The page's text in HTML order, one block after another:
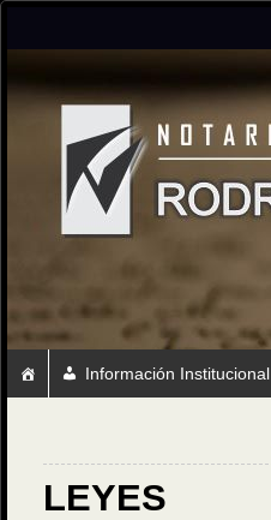
Información Institucional
LEYES